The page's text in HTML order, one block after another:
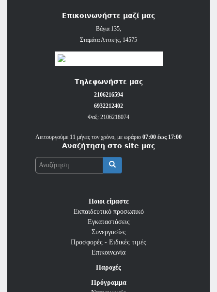
Επικοινωνήστε μαζί μας
Βάγια 135,
Σταμάτα Αττικής, 14575
Τηλεφωνήστε μας
2106216594
6932212402
Φαξ: 2106218074
Λειτουργούμε 11 μήνες τον χρόνο, με ωράριο 07:00 έως 17:00
Αναζήτηση στο site μας
Ποιοι είμαστε
Εκπαιδευτικό προσωπικό
Εγκαταστάσεις
Συνεργασίες
Προσφορές - Ειδικές τιμές
Επικοινωνία
Παροχές
Πρόγραμμα